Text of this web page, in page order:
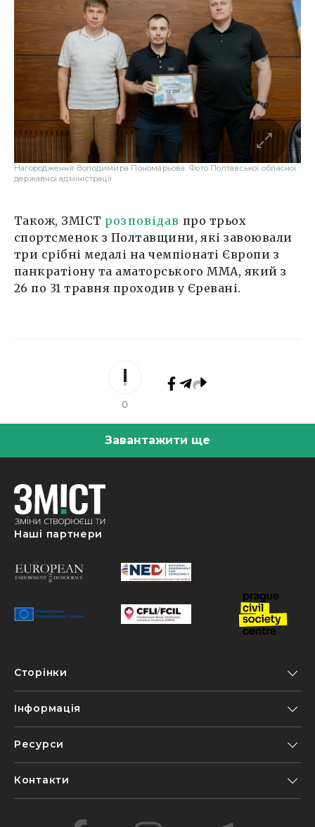
Нагородження Володимира Пономарьова. Фото Полтавської обласної
державної адміністрації
Також, ЗМІСТ розповідав про трьох
спортсменок з Полтавщини, які завоювали
три срібні медалі на чемпіонаті Європи з
панкратіону та аматорського ММА, який з
26 по 31 травня проходив у Єревані.
0
Завантажити ще
Наші партнери
Сторінки
Інформація
Ресурси
Контакти